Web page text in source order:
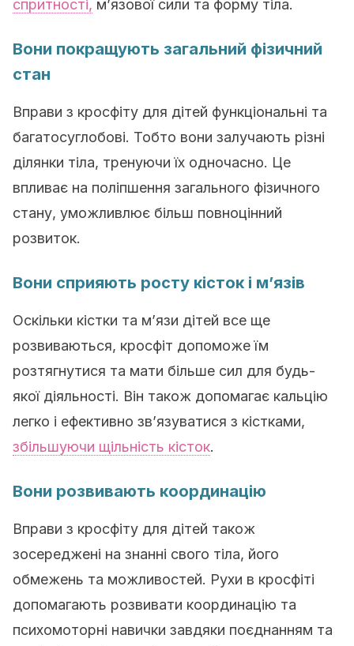
спритності, м’язової сили та форму тіла.
Вони покращують загальний фізичний
стан
Вправи з кросфіту для дітей функціональні та
багатосуглобові. Тобто вони залучають різні
ділянки тіла, тренуючи їх одночасно. Це
впливає на поліпшення загального фізичного
стану, уможливлює більш повноцінний
розвиток.
Вони сприяють росту кісток і м’язів
Оскільки кістки та м’язи дітей все ще
розвиваються, кросфіт допоможе їм
розтягнутися та мати більше сил для будь-
якої діяльності. Він також допомагає кальцію
легко і ефективно зв’язуватися з кістками,
збільшуючи щільність кісток.
Вони розвивають координацію
Вправи з кросфіту для дітей також
зосереджені на знанні свого тіла, його
обмежень та можливостей. Рухи в кросфіті
допомагають розвивати координацію та
психомоторні навички завдяки поєднанням та